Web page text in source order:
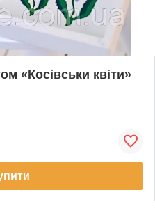
«Косівськи квіти»